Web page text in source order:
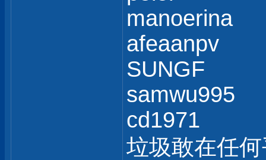
manoerina
afeaanpv
SUNGF
samwu995
cd1971
垃圾敢在任